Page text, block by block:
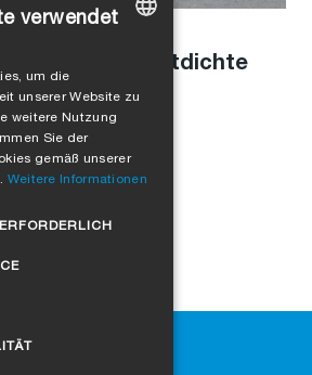
für luftdichte
ENGLISH
FRENCH
verwendet
um die
unserer Website zu
weitere Nutzung
Sie der
gemäß unserer
Weitere Informationen